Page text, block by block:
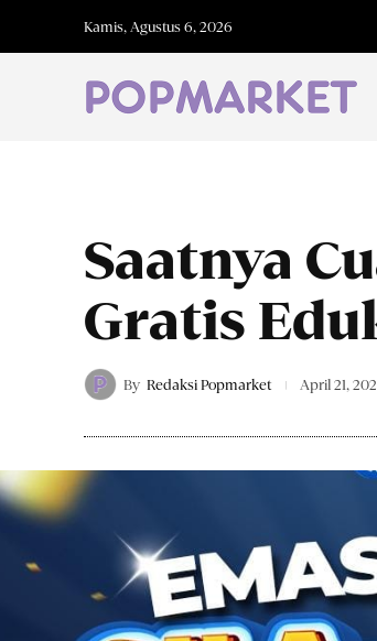
Kamis, Agustus 6, 2026
Saatnya
Gratis
By Redaksi Popmarket April 21,